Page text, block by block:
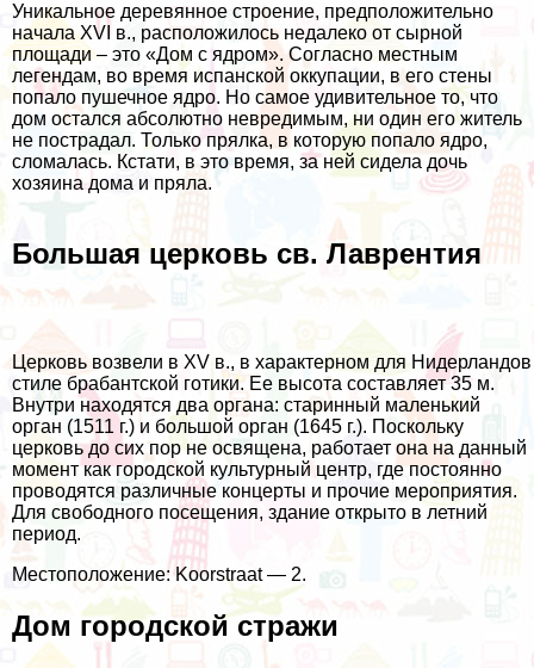
Уникальное деревянное строение, предположительно
начала XVI в., расположилось недалеко от сырной
площади – это «Дом с ядром». Согласно местным
легендам, во время испанской оккупации, в его стены
попало пушечное ядро. Но самое удивительное то, что
дом остался абсолютно невредимым, ни один его житель
не пострадал. Только прялка, в которую попало ядро,
сломалась. Кстати, в это время, за ней сидела дочь
хозяина дома и пряла.
Большая церковь св. Лаврентия
Церковь возвели в XV в., в характерном для Нидерландов
стиле брабантской готики. Ее высота составляет 35 м.
Внутри находятся два органа: старинный маленький
орган (1511 г.) и большой орган (1645 г.). Поскольку
церковь до сих пор не освящена, работает она на данный
момент как городской культурный центр, где постоянно
проводятся различные концерты и прочие мероприятия.
Для свободного посещения, здание открыто в летний
период.
Местоположение: Koorstraat — 2.
Дом городской стражи